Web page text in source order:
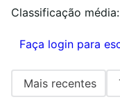
Classificação
Faça login para
Mais recentes